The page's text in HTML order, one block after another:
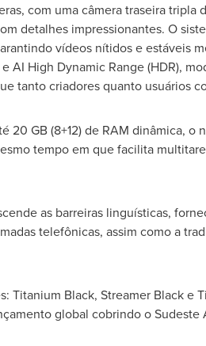
com uma câmera traseira
detalhes impressionantes. O
vídeos nítidos e estáveis
High Dynamic Range (HDR),
tanto criadores quanto usuários
20 GB (8+12) de RAM dinâmica,
tempo em que facilita
as barreiras linguísticas,
telefônicas, assim como a
Titanium Black, Streamer Black e
global cobrindo o